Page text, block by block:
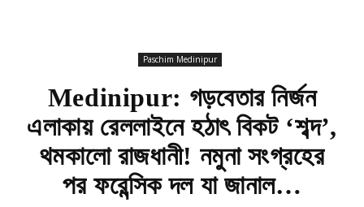
Paschim Medinipur
Medinipur: গড়বেতার নির্জন
এলাকায় রেললাইনে হঠাৎ বিকট ‘শব্দ’,
থমকালো রাজধানী! নমুনা সংগ্রহের
পর ফরেন্সিক দল যা জানাল…